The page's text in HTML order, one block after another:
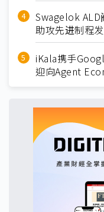
Swagelok ALD
助攻先进制程
iKala携手
迎向Agent